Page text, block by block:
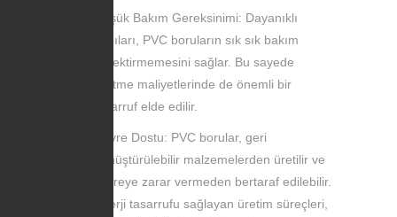
Düşük Bakım Gereksinimi: Dayanıklı
yapıları, PVC boruların sık sık bakım
gerektirmemesini sağlar. Bu sayede
işletme maliyetlerinde de önemli bir
tasarruf elde edilir.
Çevre Dostu: PVC borular, geri
dönüştürülebilir malzemelerden üretilir ve
çevreye zarar vermeden bertaraf edilebilir.
Enerji tasarrufu sağlayan üretim süreçleri,